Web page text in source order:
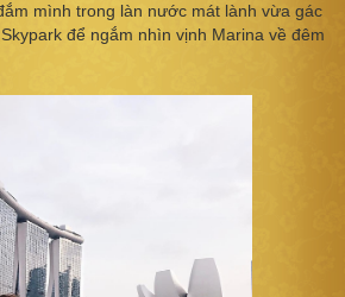
mình trong làn nước mát lành vừa gác
để ngắm nhìn vịnh Marina về đêm